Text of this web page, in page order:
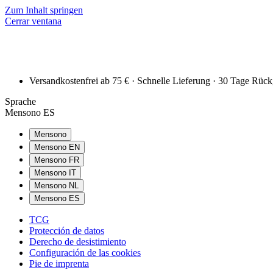
Zum Inhalt springen
Cerrar ventana
Versandkostenfrei ab 75 € · Schnelle Lieferung · 30 Tage
Sprache
Mensono ES
Mensono
Mensono EN
Mensono FR
Mensono IT
Mensono NL
Mensono ES
TCG
Protección de datos
Derecho de desistimiento
Configuración de las cookies
Pie de imprenta